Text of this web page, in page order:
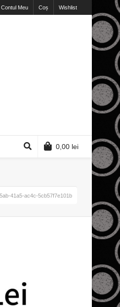
Contul Meu Coș Wishlist
0,00 lei
41a5-ac4c-5cb57f7e101b